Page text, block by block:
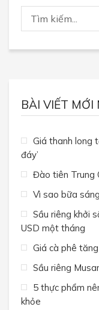
BÀI VIẾT MỚI
Giá thanh long
đáy’
Đào tiên Trung
Vì sao bữa
Sầu riêng khởi
USD một tháng
Giá cà phê
Sầu riêng
5 thực phẩm
khỏe